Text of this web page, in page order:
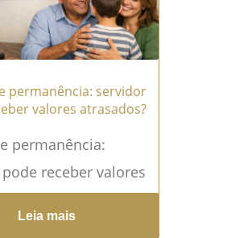
→
permanência: servidor
valores atrasados?
permanência:
receber valores
O abono de
é um direito
Leia mais